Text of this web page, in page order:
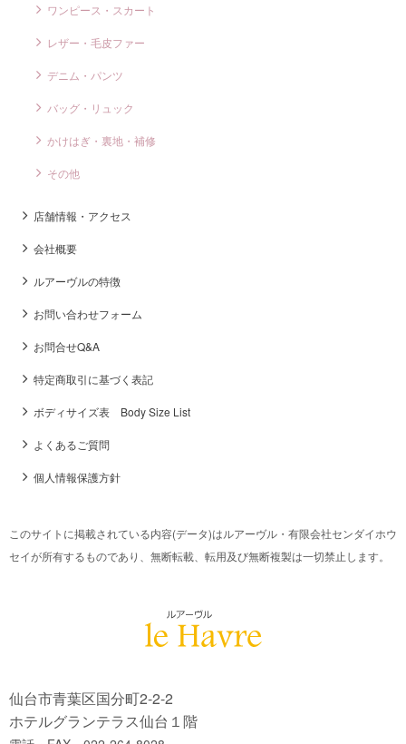
ワンピース・スカート
レザー・毛皮ファー
デニム・パンツ
バッグ・リュック
かけはぎ・裏地・補修
その他
店舗情報・アクセス
会社概要
ルアーヴルの特徴
お問い合わせフォーム
お問合せQ&A
特定商取引に基づく表記
ボディサイズ表 Body Size List
よくあるご質問
個人情報保護方針
このサイトに掲載されている内容(データ)はルアーヴル・有限会社センダイホウ
セイが所有するものであり、無断転載、転用及び無断複製は一切禁止します。
仙台市青葉区国分町2-2-2
ホテルグランテラス仙台１階